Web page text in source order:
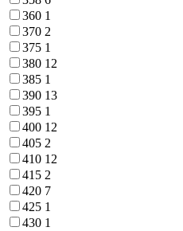
360 1
370 2
375 1
380 12
385 1
390 13
395 1
400 12
405 2
410 12
415 2
420 7
425 1
430 1